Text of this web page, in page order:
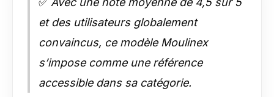
et des utilisateurs globalement
convaincus, ce modèle Moulinex
s’impose comme une référence
accessible dans sa catégorie.